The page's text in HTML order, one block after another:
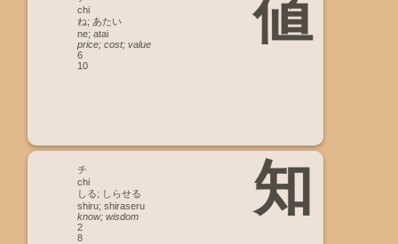
値
chi
ね; あたい
ne; atai
price; cost; value
6
10
知
チ
chi
しる; しらせる
shiru; shiraseru
know; wisdom
2
8